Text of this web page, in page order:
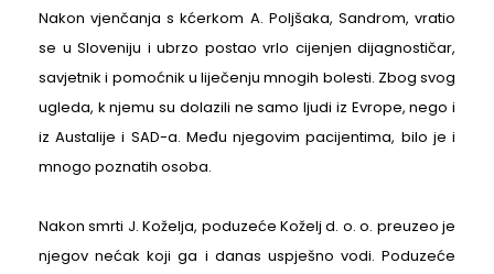
Nakon vjenčanja s kćerkom A. Poljšaka, Sandrom, vratio
se u Sloveniju i ubrzo postao vrlo cijenjen dijagnostičar,
savjetnik i pomoćnik u liječenju mnogih bolesti. Zbog svog
ugleda, k njemu su dolazili ne samo ljudi iz Evrope, nego i
iz Austalije i SAD-a. Među njegovim pacijentima, bilo je i
mnogo poznatih osoba.
Nakon smrti J. Koželja, poduzeće Koželj d. o. o. preuzeo je
njegov nećak koji ga i danas uspješno vodi. Poduzeće